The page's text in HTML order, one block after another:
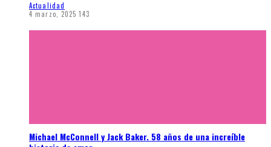
Actualidad
4 marzo, 2025 143
Michael McConnell y Jack Baker. 58 años de una increíble